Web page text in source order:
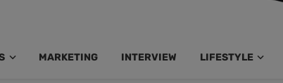
MARKETING INTERVIEW LIFESTYLE